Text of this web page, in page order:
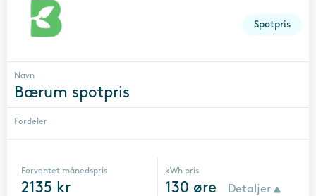
Spotpris
Navn
Bærum spotpris
Fordeler
Forventet månedspris
2135 kr
kWh pris
130 øre Detaljer